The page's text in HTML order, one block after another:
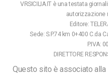
VRSICILIA.IT è una testata
autorizzazione
Editore:
Sede: S.P.74 km 0+400 C.da
P.IVA:
DIRETTORE
Questo sito è associato alla